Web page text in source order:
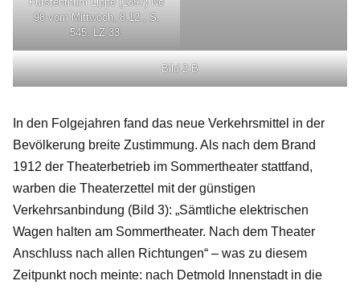
98 vom Mittwoch, 8.12., S.
545. LZ 33.
Bild 2 B
In den Folgejahren fand das neue Verkehrsmittel in der
Bevölkerung breite Zustimmung. Als nach dem Brand
1912 der Theaterbetrieb im Sommertheater stattfand,
warben die Theaterzettel mit der günstigen
Verkehrsanbindung (Bild 3): „Sämtliche elektrischen
Wagen halten am Sommertheater. Nach dem Theater
Anschluss nach allen Richtungen“ – was zu diesem
Zeitpunkt noch meinte: nach Detmold Innenstadt in die